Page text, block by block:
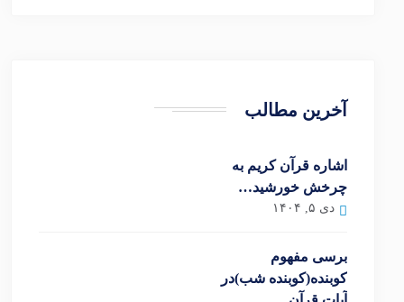
آخرین مطالب
اشاره قرآن کریم به
چرخش خورشید…
دی ۵, ۱۴۰۴
برسی مفهوم
کوبنده(کوبنده شب)در